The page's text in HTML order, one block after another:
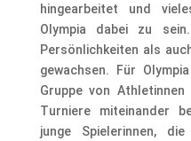
hingearbeitet und
Olympia dabei zu
Persönlichkeiten als
gewachsen. Für
Gruppe von
Turniere miteinander
junge Spielerinnen,